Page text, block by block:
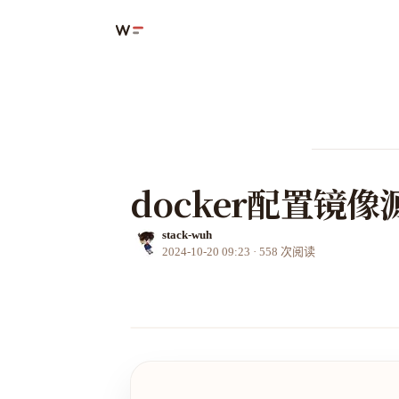
docker配置镜像
stack-wuh
2024-10-20 09:23 · 558 次阅读